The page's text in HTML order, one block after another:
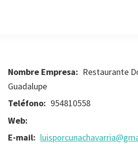
Nombre Empresa: Restaurante
Guadalupe
Teléfono: 954810558
Web:
E-mail: